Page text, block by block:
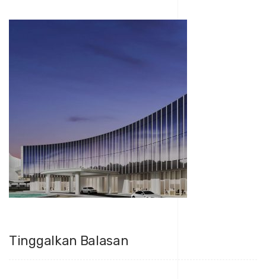
Tinggalkan Balasan